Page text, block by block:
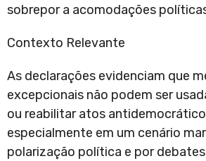
sobrepor a acomodações
Contexto Relevante
As declarações evidenciam que
excepcionais não podem ser
ou reabilitar atos
especialmente em um cenário
polarização política e por